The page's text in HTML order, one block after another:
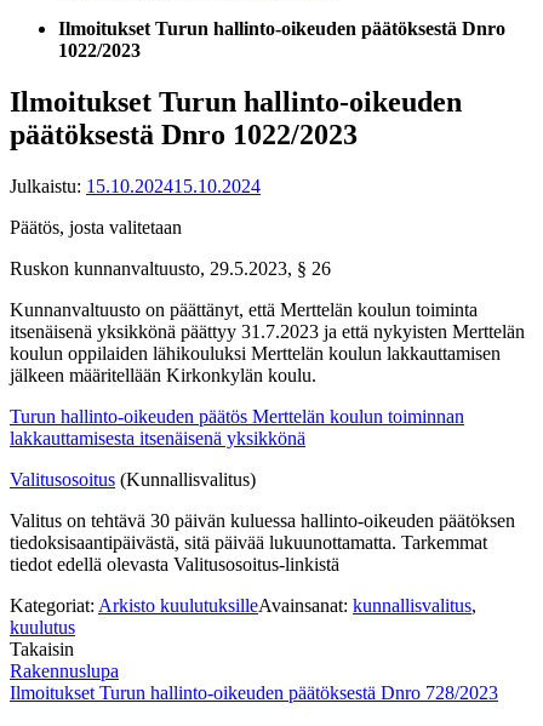
Ilmoitukset Turun hallinto-oikeuden päätöksestä Dnro
1022/2023
Ilmoitukset Turun hallinto-oikeuden
päätöksestä Dnro 1022/2023
Julkaistu: 15.10.202415.10.2024
Päätös, josta valitetaan
Ruskon kunnanvaltuusto, 29.5.2023, § 26
Kunnanvaltuusto on päättänyt, että Merttelän koulun toiminta
itsenäisenä yksikkönä päättyy 31.7.2023 ja että nykyisten Merttelän
koulun oppilaiden lähikouluksi Merttelän koulun lakkauttamisen
jälkeen määritellään Kirkonkylän koulu.
Turun hallinto-oikeuden päätös Merttelän koulun toiminnan
lakkauttamisesta itsenäisenä yksikkönä
Valitusosoitus (Kunnallisvalitus)
Valitus on tehtävä 30 päivän kuluessa hallinto-oikeuden päätöksen
tiedoksisaantipäivästä, sitä päivää lukuunottamatta. Tarkemmat
tiedot edellä olevasta Valitusosoitus-linkistä
Kategoriat: Arkisto kuulutuksilleAvainsanat: kunnallisvalitus,
kuulutus
Takaisin
Artikkelien
selaus
Rakennuslupa
Ilmoitukset Turun hallinto-oikeuden päätöksestä Dnro 728/2023